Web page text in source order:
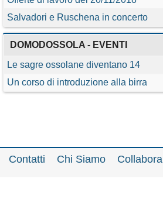
Salvadori e Ruschena in concerto
DOMODOSSOLA - EVENTI
Le sagre ossolane diventano 14
Un corso di introduzione alla birra
Contatti Chi Siamo Collabora